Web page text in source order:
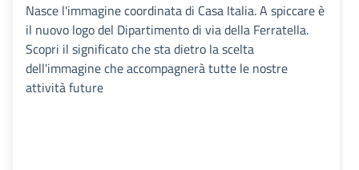
Nasce l'immagine coordinata di Casa Italia. A spiccare è
il nuovo logo del Dipartimento di via della Ferratella.
Scopri il significato che sta dietro la scelta
dell'immagine che accompagnerà tutte le nostre
attività future